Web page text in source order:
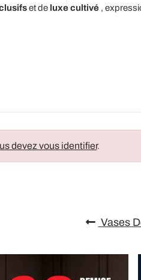
et de luxe cultivé,
devez vous identifier.
Vases